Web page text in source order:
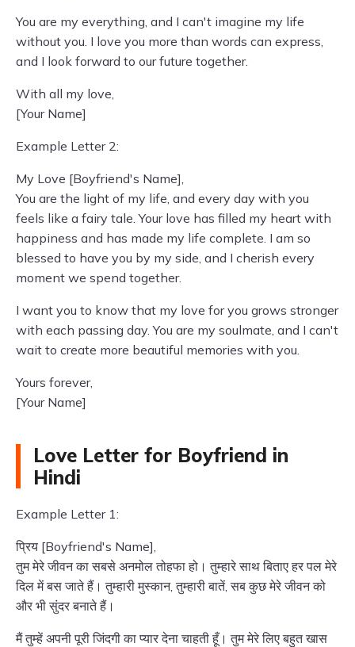
You are my everything, and I can't imagine my life
without you. I love you more than words can express,
and I look forward to our future together.
With all my love,
[Your Name]
Example Letter 2:
My Love [Boyfriend's Name],
You are the light of my life, and every day with you
feels like a fairy tale. Your love has filled my heart with
happiness and has made my life complete. I am so
blessed to have you by my side, and I cherish every
moment we spend together.
I want you to know that my love for you grows stronger
with each passing day. You are my soulmate, and I can't
wait to create more beautiful memories with you.
Yours forever,
[Your Name]
Love Letter for Boyfriend in
Hindi
Example Letter 1:
प्रिय [Boyfriend's Name],
तुम मेरे जीवन का सबसे अनमोल तोहफा हो। तुम्हारे साथ बिताए हर पल मेरे
दिल में बस जाते हैं। तुम्हारी मुस्कान, तुम्हारी बातें, सब कुछ मेरे जीवन को
और भी सुंदर बनाते हैं।
मैं तुम्हें अपनी पूरी जिंदगी का प्यार देना चाहती हूँ। तुम मेरे लिए बहुत खास